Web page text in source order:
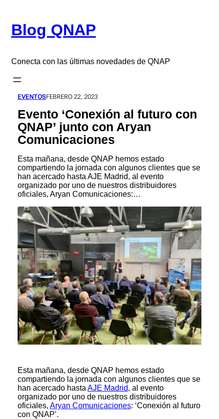
contenido
Blog QNAP
Conecta con las últimas novedades de QNAP
EVENTOSFEBRERO 22, 2023
Evento ‘Conexión al futuro con
QNAP’ junto con Aryan
Comunicaciones
Esta mañana, desde QNAP hemos estado
compartiendo la jornada con algunos clientes que se
han acercado hasta AJE Madrid, al evento
organizado por uno de nuestros distribuidores
oficiales, Aryan Comunicaciones:…
Esta mañana, desde QNAP hemos estado
compartiendo la jornada con algunos clientes que se
han acercado hasta AJE Madrid, al evento
organizado por uno de nuestros distribuidores
oficiales, Aryan Comunicaciones: ‘Conexión al futuro
con QNAP’.